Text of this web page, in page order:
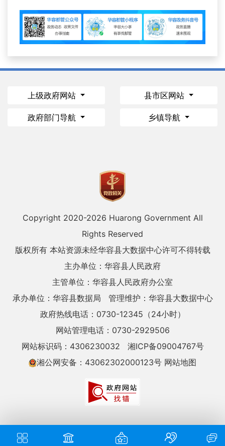
上级政府网站 县市区网站
政府部门导航 乡镇导航
Copyright 2020-2026 Huarong Government All
Rights Reserved
版权所有 本站资源未经华容县大数据中心许可不得转载
主办单位：华容县人民政府
主管单位：华容县人民政府办公室
承办单位：华容县数据局
管理维护：华容县大数据中心
政府热线电话：0730-12345（24小时）
网站管理电话：0730-2929506
网站标识码：4306230032
湘ICP备09004767号
湘公网安备：43062302000123号 网站地图